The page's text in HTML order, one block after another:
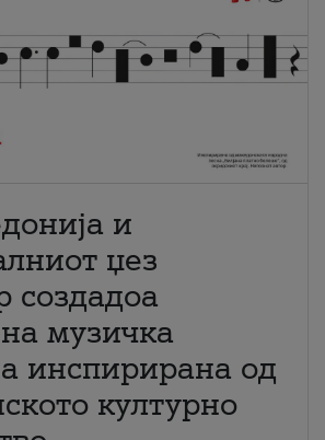
и
џез
создадоа
музичка
инспирирана од
културно